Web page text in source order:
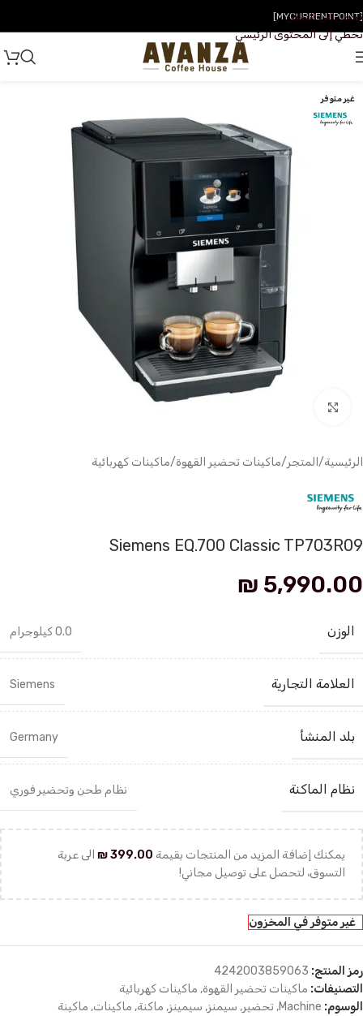
تخطي إلى التنقل
تخطي إلى المحتوى الرئيسي
[MYCURRENTPOINT]
غير متوفر
الرئيسية/ المتجر/ماكينات تحضير القهوة/ماكينات كهربائية
Siemens EQ.700 Classic TP703R09
₪ 5,990.00
الوزن 0.0 كيلوجرام
العلامة التجارية Siemens
بلد المنشأ Germany
نظام الماكنة نظام طحن وتحضير فوري
يمكنك إضافة المزيد من المنتجات بقيمة ₪399.00
الى عربة
التسوق، لتحصل على توصيل مجاني!
غير متوفر في المخزون
رمز المنتج: 4242003859063
التصنيفات: ماكينات تحضير القهوة, ماكينات كهربائية
الوسوم: Machine
, تحضير, سيمنز, سيمينز, ماكنة, ماكينات, ماكينة